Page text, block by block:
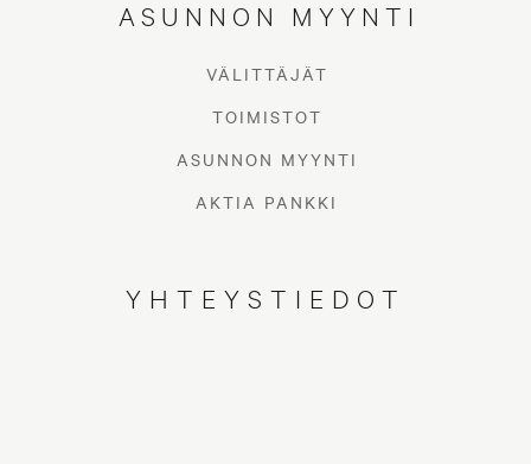
ASUNNON MYYNTI
VÄLITTÄJÄT
TOIMISTOT
ASUNNON MYYNTI
AKTIA PANKKI
YHTEYSTIEDOT